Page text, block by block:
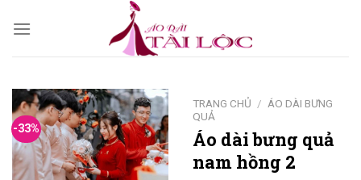
-33%
TRANG CHỦ / ÁO DÀI BƯNG
QUẢ
Áo dài bưng quả
nam hồng 2